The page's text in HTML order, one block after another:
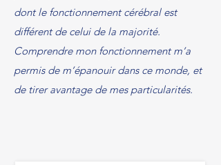
dont le fonctionnement cérébral est
différent de celui de la majorité.
Comprendre mon fonctionnement m’a
permis de m’épanouir dans ce monde, et
de tirer avantage de mes particularités.